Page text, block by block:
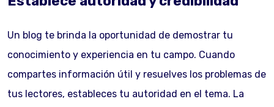
Un blog te brinda la oportunidad de demostrar tu
conocimiento y experiencia en tu campo. Cuando
compartes información útil y resuelves los problemas de
tus lectores, estableces tu autoridad en el tema. La